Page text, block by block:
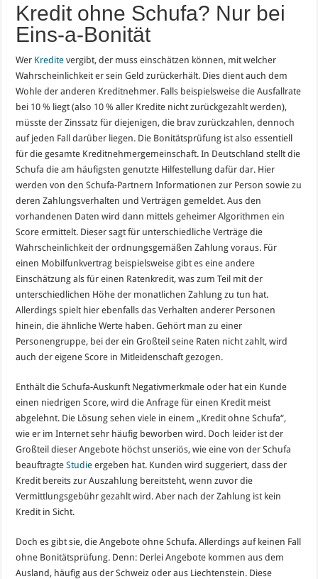
Kredit ohne Schufa? Nur bei
Eins-a-Bonität
Wer Kredite vergibt, der muss einschätzen können, mit welcher
Wahrscheinlichkeit er sein Geld zurückerhält. Dies dient auch dem
Wohle der anderen Kreditnehmer. Falls beispielsweise die Ausfallrate
bei 10 % liegt (also 10 % aller Kredite nicht zurückgezahlt werden),
müsste der Zinssatz für diejenigen, die brav zurückzahlen, dennoch
auf jeden Fall darüber liegen. Die Bonitätsprüfung ist also essentiell
für die gesamte Kreditnehmergemeinschaft. In Deutschland stellt die
Schufa die am häufigsten genutzte Hilfestellung dafür dar. Hier
werden von den Schufa-Partnern Informationen zur Person sowie zu
deren Zahlungsverhalten und Verträgen gemeldet. Aus den
vorhandenen Daten wird dann mittels geheimer Algorithmen ein
Score ermittelt. Dieser sagt für unterschiedliche Verträge die
Wahrscheinlichkeit der ordnungsgemäßen Zahlung voraus. Für
einen Mobilfunkvertrag beispielsweise gibt es eine andere
Einschätzung als für einen Ratenkredit, was zum Teil mit der
unterschiedlichen Höhe der monatlichen Zahlung zu tun hat.
Allerdings spielt hier ebenfalls das Verhalten anderer Personen
hinein, die ähnliche Werte haben. Gehört man zu einer
Personengruppe, bei der ein Großteil seine Raten nicht zahlt, wird
auch der eigene Score in Mitleidenschaft gezogen.
Enthält die Schufa-Auskunft Negativmerkmale oder hat ein Kunde
einen niedrigen Score, wird die Anfrage für einen Kredit meist
abgelehnt. Die Lösung sehen viele in einem „Kredit ohne Schufa“,
wie er im Internet sehr häufig beworben wird. Doch leider ist der
Großteil dieser Angebote höchst unseriös, wie eine von der Schufa
beauftragteStudie ergeben hat. Kunden wird suggeriert, dass der
Kredit bereits zur Auszahlung bereitsteht, wenn zuvor die
Vermittlungsgebühr gezahlt wird. Aber nach der Zahlung ist kein
Kredit in Sicht.
Doch es gibt sie, die Angebote ohne Schufa. Allerdings auf keinen Fall
ohne Bonitätsprüfung. Denn: Derlei Angebote kommen aus dem
Ausland, häufig aus der Schweiz oder aus Liechtenstein. Diese